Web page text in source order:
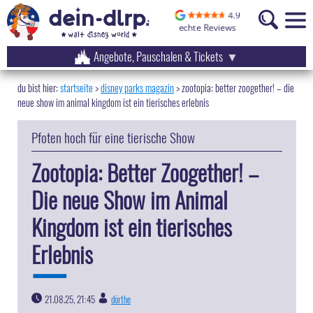
Angebote, Pauschalen & Tickets
startseite disney parks magazin>zootopia: better zoogether! – die
neue show im animal kingdom ist ein tierisches erlebnis
Pfoten hoch für eine tierische Show
Zootopia: Better Zoogether! –
Die neue Show im Animal
Kingdom ist ein tierisches
Erlebnis
21.08.25, 21:45
dörthe